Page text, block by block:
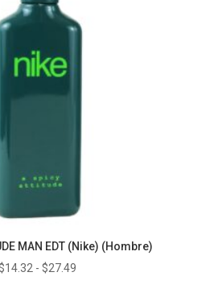
$27.99
MAN EDT (Nike) (Hombre)
14.32 - $27.49